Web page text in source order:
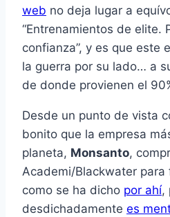
web no deja lugar a
“Entrenamientos de elite.
confianza”, y es que este
la guerra por su lado… a
de donde provienen el
Desde un punto de vista
bonito que la empresa
planeta, Monsanto,
Academi/Blackwater para
como se ha dicho por ahí,
desdichadamente es